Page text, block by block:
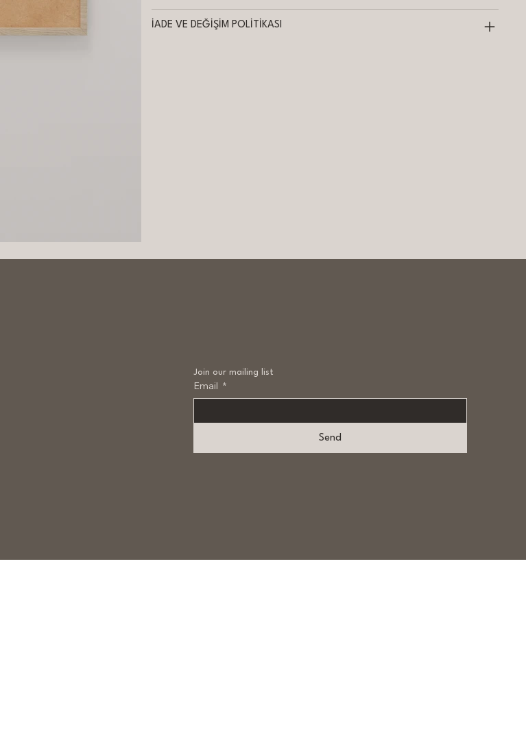
İADE VE DEĞİŞİM POLİTİKASI
Join our mailing list
Email *
Send